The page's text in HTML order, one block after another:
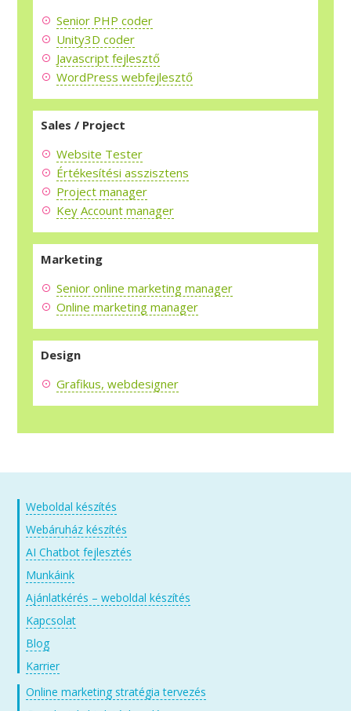
Senior PHP coder
Unity3D coder
Javascript fejlesztő
WordPress webfejlesztő
Sales / Project
Website Tester
Értékesítési asszisztens
Project manager
Key Account manager
Marketing
Senior online marketing manager
Online marketing manager
Design
Grafikus, webdesigner
Weboldal készítés
Webáruház készítés
AI Chatbot fejlesztés
Munkáink
Ajánlatkérés – weboldal készítés
Kapcsolat
Blog
Karrier
Online marketing stratégia tervezés